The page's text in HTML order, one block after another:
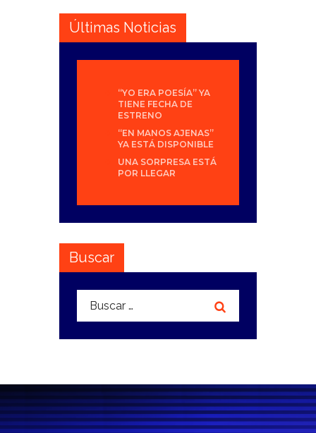
Últimas Noticias
“YO ERA POESÍA” YA
TIENE FECHA DE
ESTRENO
“EN MANOS AJENAS”
YA ESTÁ DISPONIBLE
UNA SORPRESA ESTÁ
POR LLEGAR
Buscar
Buscar: